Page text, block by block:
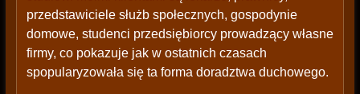
przedstawiciele służb społecznych, gospodynie
domowe, studenci przedsiębiorcy prowadzący własne
firmy, co pokazuje jak w ostatnich czasach
spopularyzowała się ta forma doradztwa duchowego.